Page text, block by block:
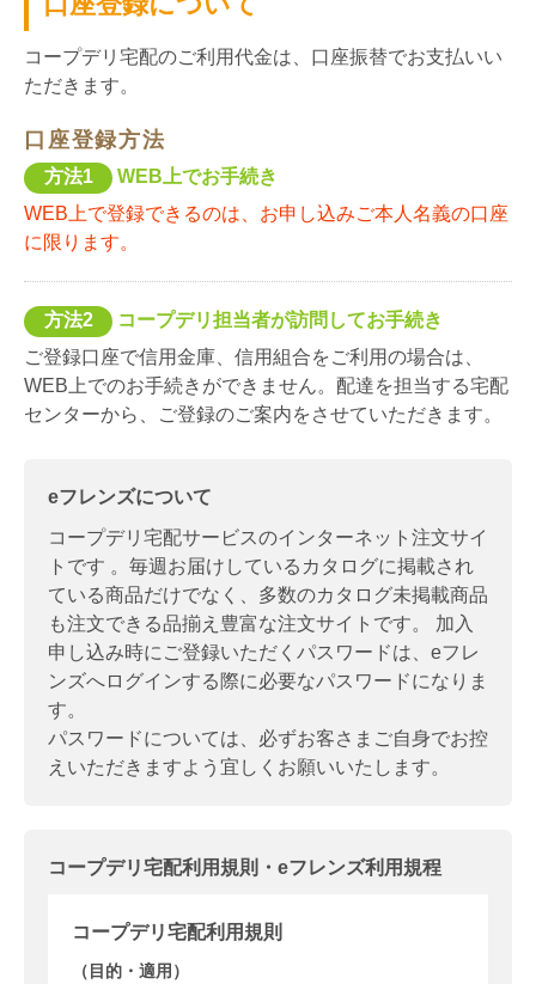
コープデリ宅配のご利用代金は、口座振替でお支払いい
ただきます。
口座登録方法
方法1
WEB上でお手続き
WEB上で登録できるのは、お申し込みご本人名義の口座
に限ります。
方法2
コープデリ担当者が訪問してお手続き
ご登録口座で信用金庫、信用組合をご利用の場合は、
WEB上でのお手続きができません。配達を担当する宅配
センターから、ご登録のご案内をさせていただきます。
eフレンズについて
コープデリ宅配サービスのインターネット注文サイ
トです 。毎週お届けしているカタログに掲載され
ている商品だけでなく、多数のカタログ未掲載商品
も注文できる品揃え豊富な注文サイトです。 加入
申し込み時にご登録いただくパスワードは、eフレ
ンズへログインする際に必要なパスワードになりま
す。
パスワードについては、必ずお客さまご自身でお控
えいただきますよう宜しくお願いいたします。
コープデリ宅配利用規則・eフレンズ利用規程
コープデリ宅配利用規則
（目的・適用）